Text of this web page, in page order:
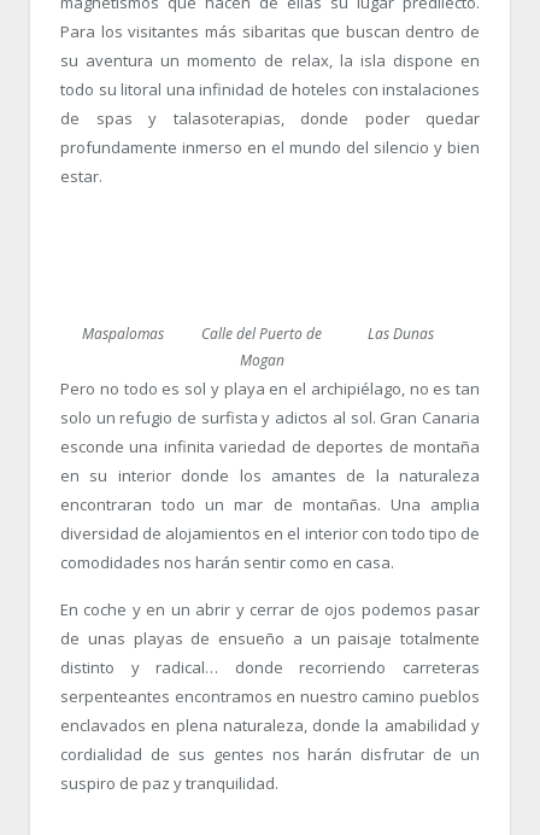
Para los visitantes más sibaritas que buscan dentro de
su aventura un momento de relax, la isla dispone en
todo su litoral una infinidad de hoteles con instalaciones
de spas y talasoterapias, donde poder quedar
profundamente inmerso en el mundo del silencio y bien
estar.
Maspalomas
Calle del Puerto de
Mogan
Las Dunas
Pero no todo es sol y playa en el archipiélago, no es tan
solo un refugio de surfista y adictos al sol. Gran Canaria
esconde una infinita variedad de deportes de montaña
en su interior donde los amantes de la naturaleza
encontraran todo un mar de montañas. Una amplia
diversidad de alojamientos en el interior con todo tipo de
comodidades nos harán sentir como en casa.
En coche y en un abrir y cerrar de ojos podemos pasar
de unas playas de ensueño a un paisaje totalmente
distinto y radical… donde recorriendo carreteras
serpenteantes encontramos en nuestro camino pueblos
enclavados en plena naturaleza, donde la amabilidad y
cordialidad de sus gentes nos harán disfrutar de un
suspiro de paz y tranquilidad.